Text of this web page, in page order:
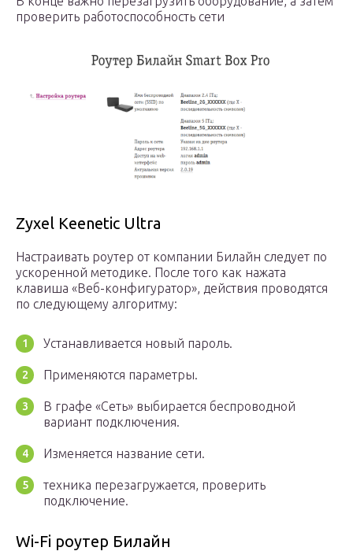
проверить работоспособность сети
Zyxel Keenetic Ultra
Настраивать роутер от компании Билайн следует по
ускоренной методике. После того как нажата
клавиша «Веб-конфигуратор», действия проводятся
по следующему алгоритму:
Устанавливается новый пароль.
Применяются параметры.
В графе «Сеть» выбирается беспроводной
вариант подключения.
Изменяется название сети.
техника перезагружается, проверить
подключение.
Wi-Fi роутер Билайн